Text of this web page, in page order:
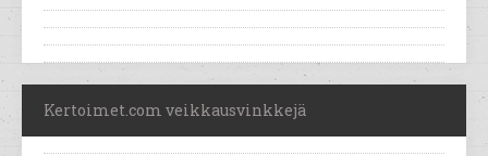
Kertoimet.com veikkausvinkkejä